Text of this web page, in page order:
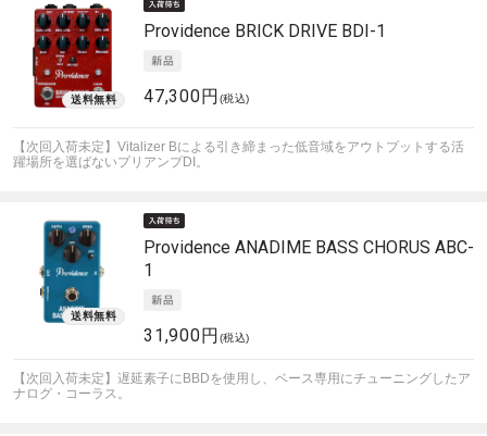
Providence BRICK DRIVE BDI-1
47,300円 (税込)
【次回入荷未定】Vitalizer Bによる引き締まった低音域をアウトプットする活
躍場所を選ばないプリアンプDI。
Providence ANADIME BASS CHORUS ABC-
1
31,900円 (税込)
【次回入荷未定】遅延素子にBBDを使用し、ベース専用にチューニングしたア
ナログ・コーラス。